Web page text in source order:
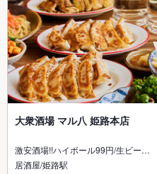
大衆酒場 マル八 姫路本店
激安酒場!!ハイボール99円/生ビー…
居酒屋/姫路駅